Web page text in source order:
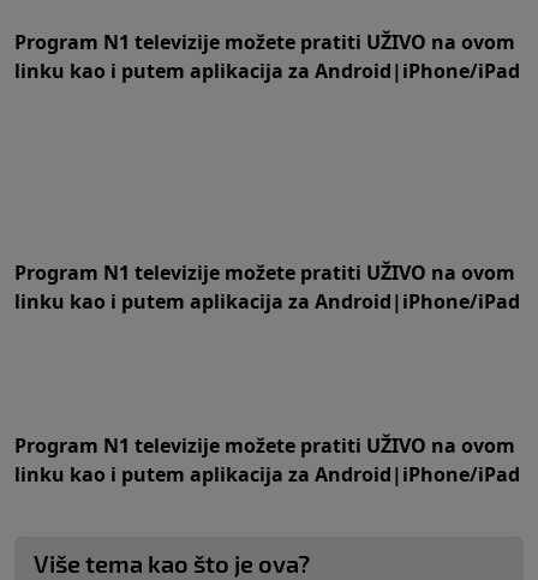
Program N1 televizije možete pratiti UŽIVO na ovom
linku kao i putem aplikacija za Android|iPhone/iPad
Program N1 televizije možete pratiti UŽIVO na ovom
linku kao i putem aplikacija za Android|iPhone/iPad
Program N1 televizije možete pratiti UŽIVO na ovom
linku kao i putem aplikacija za Android|iPhone/iPad
Više tema kao što je ova?